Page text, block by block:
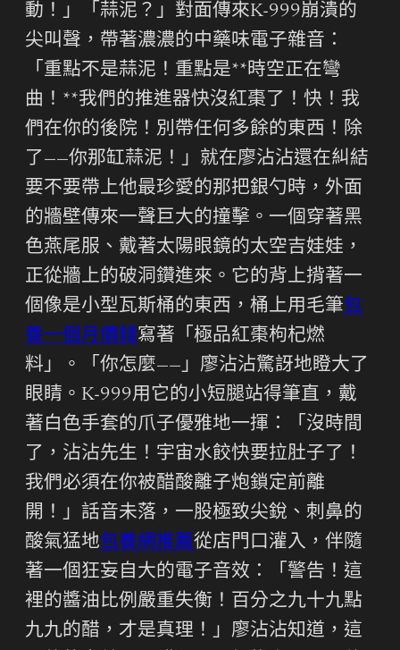
動！」「蒜泥？」對面傳來K-999崩潰的
尖叫聲，帶著濃濃的中藥味電子雜音：
「重點不是蒜泥！重點是**時空正在彎
曲！**我們的推進器快沒紅棗了！快！我
們在你的後院！別帶任何多餘的東西！除
了——你那缸蒜泥！」就在廖沾沾還在糾結
要不要帶上他最珍愛的那把銀勺時，外面
的牆壁傳來一聲巨大的撞擊。一個穿著黑
色燕尾服、戴著太陽眼鏡的太空吉娃娃，
正從牆上的破洞鑽進來。它的背上揹著一
個像是小型瓦斯桶的東西，桶上用毛筆包
養一個月價錢寫著「極品紅棗枸杞燃
料」。「你怎麼——」廖沾沾驚訝地瞪大了
眼睛。K-999用它的小短腿站得筆直，戴
著白色手套的爪子優雅地一揮：「沒時間
了，沾沾先生！宇宙水餃快要拉肚子了！
我們必須在你被醋酸離子炮鎖定前離
開！」話音未落，一股極致尖銳、刺鼻的
酸氣猛地包養網推薦從店門口灌入，伴隨
著一個狂妄自大的電子音效：「警告！這
裡的醬油比例嚴重失衡！百分之九十九點
九九的醋，才是真理！」廖沾沾知道，這